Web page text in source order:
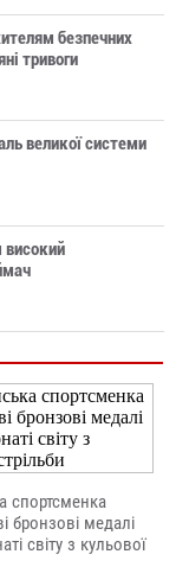
безпечних
тривоги
великої системи
спортсменка
бронзові медалі
світу з кульової